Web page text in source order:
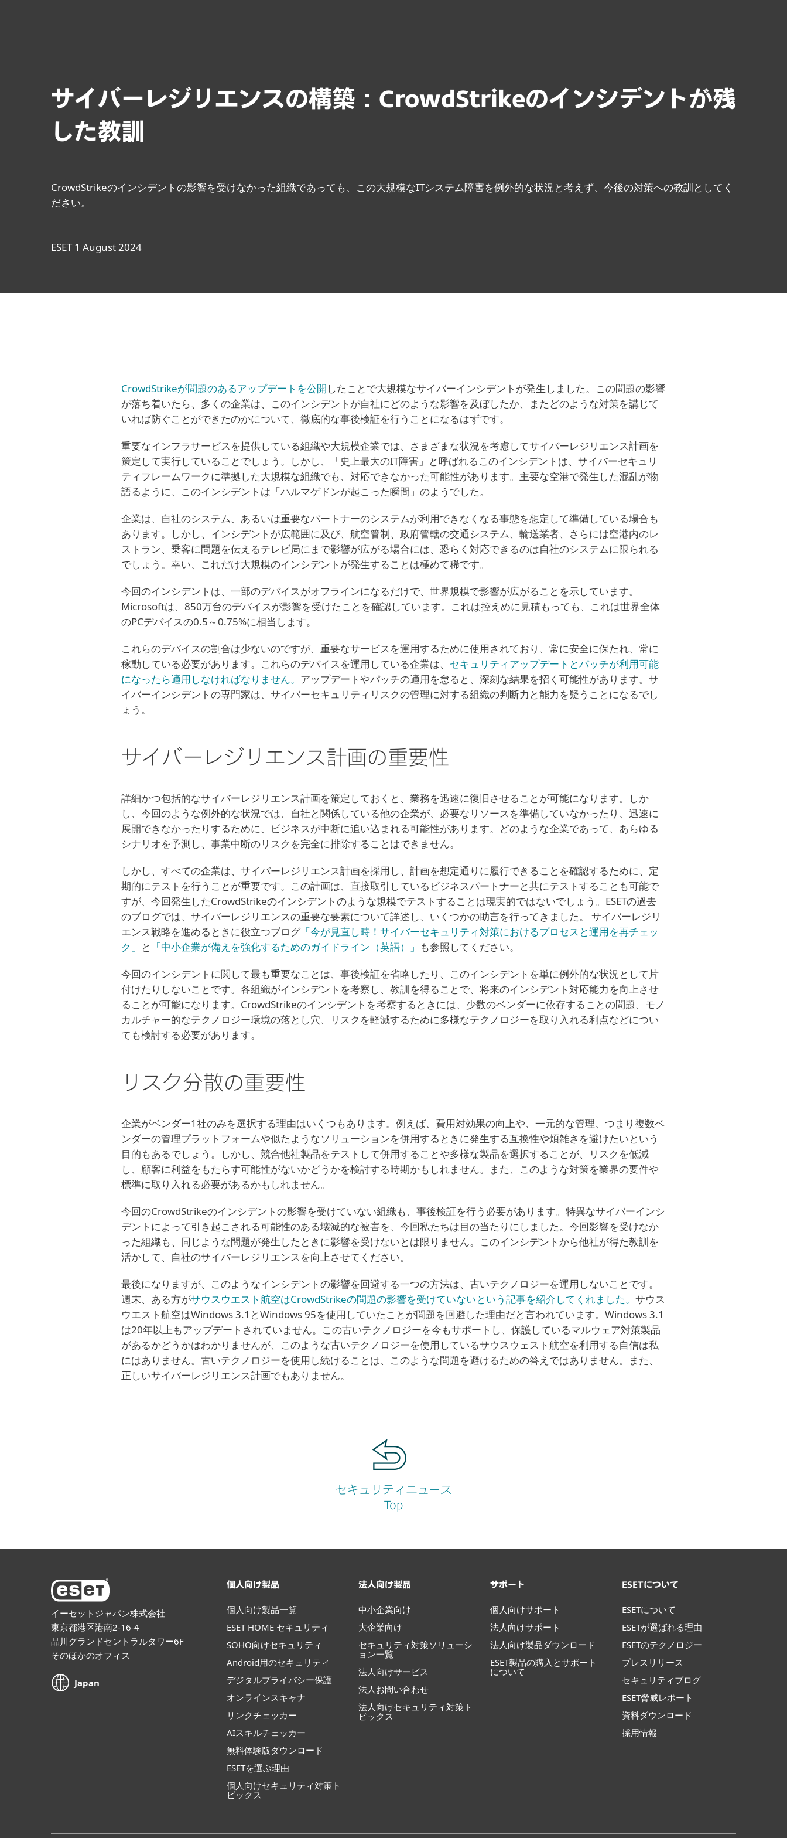
サイバーレジリエンスの構築：CrowdStrikeのインシデントが残
した教訓
CrowdStrikeのインシデントの影響を受けなかった組織であっても、この大規模なITシステム障害を例外的な状況と考えず、今後の対策への教訓としてく
ださい。
ESET 1 August 2024
CrowdStrikeが問題のあるアップデートを公開したことで大規模なサイバーインシデントが発生しました。この問題の影響
が落ち着いたら、多くの企業は、このインシデントが自社にどのような影響を及ぼしたか、またどのような対策を講じて
いれば防ぐことができたのかについて、徹底的な事後検証を行うことになるはずです。
重要なインフラサービスを提供している組織や大規模企業では、さまざまな状況を考慮してサイバーレジリエンス計画を
策定して実行していることでしょう。しかし、「史上最大のIT障害」と呼ばれるこのインシデントは、サイバーセキュリ
ティフレームワークに準拠した大規模な組織でも、対応できなかった可能性があります。主要な空港で発生した混乱が物
語るように、このインシデントは「ハルマゲドンが起こった瞬間」のようでした。
企業は、自社のシステム、あるいは重要なパートナーのシステムが利用できなくなる事態を想定して準備している場合も
あります。しかし、インシデントが広範囲に及び、航空管制、政府管轄の交通システム、輸送業者、さらには空港内のレ
ストラン、乗客に問題を伝えるテレビ局にまで影響が広がる場合には、恐らく対応できるのは自社のシステムに限られる
でしょう。幸い、これだけ大規模のインシデントが発生することは極めて稀です。
今回のインシデントは、一部のデバイスがオフラインになるだけで、世界規模で影響が広がることを示しています。
Microsoftは、850万台のデバイスが影響を受けたことを確認しています。これは控えめに見積もっても、これは世界全体
のPCデバイスの0.5～0.75%に相当します。
これらのデバイスの割合は少ないのですが、重要なサービスを運用するために使用されており、常に安全に保たれ、常に
稼動している必要があります。これらのデバイスを運用している企業は、 セキュリティアップデートとパッチが利用可能
になったら適用しなければなりません。 アップデートやパッチの適用を怠ると、深刻な結果を招く可能性があります。サ
イバーインシデントの専門家は、サイバーセキュリティリスクの管理に対する組織の判断力と能力を疑うことになるでし
ょう。
サイバーレジリエンス計画の重要性
詳細かつ包括的なサイバーレジリエンス計画を策定しておくと、業務を迅速に復旧させることが可能になります。しか
し、今回のような例外的な状況では、自社と関係している他の企業が、必要なリソースを準備していなかったり、迅速に
展開できなかったりするために、ビジネスが中断に追い込まれる可能性があります。どのような企業であって、あらゆる
シナリオを予測し、事業中断のリスクを完全に排除することはできません。
しかし、すべての企業は、サイバーレジリエンス計画を採用し、計画を想定通りに履行できることを確認するために、定
期的にテストを行うことが重要です。この計画は、直接取引しているビジネスパートナーと共にテストすることも可能で
すが、今回発生したCrowdStrikeのインシデントのような規模でテストすることは現実的ではないでしょう。ESETの過去
のブログでは、サイバーレジリエンスの重要な要素について詳述し、いくつかの助言を行ってきました。 サイバーレジリ
エンス戦略を進めるときに役立つブログ 「今が見直し時！サイバーセキュリティ対策におけるプロセスと運用を再チェッ
ク」 と 「中小企業が備えを強化するためのガイドライン（英語）」 も参照してください。
今回のインシデントに関して最も重要なことは、事後検証を省略したり、このインシデントを単に例外的な状況として片
付けたりしないことです。各組織がインシデントを考察し、教訓を得ることで、将来のインシデント対応能力を向上させ
ることが可能になります。CrowdStrikeのインシデントを考察するときには、少数のベンダーに依存することの問題、モノ
カルチャー的なテクノロジー環境の落とし穴、リスクを軽減するために多様なテクノロジーを取り入れる利点などについ
ても検討する必要があります。
リスク分散の重要性
企業がベンダー1社のみを選択する理由はいくつもあります。例えば、費用対効果の向上や、一元的な管理、つまり複数ベ
ンダーの管理プラットフォームや似たようなソリューションを併用するときに発生する互換性や煩雑さを避けたいという
目的もあるでしょう。しかし、競合他社製品をテストして併用することや多様な製品を選択することが、リスクを低減
し、顧客に利益をもたらす可能性がないかどうかを検討する時期かもしれません。また、このような対策を業界の要件や
標準に取り入れる必要があるかもしれません。
今回のCrowdStrikeのインシデントの影響を受けていない組織も、事後検証を行う必要があります。特異なサイバーインシ
デントによって引き起こされる可能性のある壊滅的な被害を、今回私たちは目の当たりにしました。今回影響を受けなか
った組織も、同じような問題が発生したときに影響を受けないとは限りません。このインシデントから他社が得た教訓を
活かして、自社のサイバーレジリエンスを向上させてください。
最後になりますが、このようなインシデントの影響を回避する一つの方法は、古いテクノロジーを運用しないことです。
週末、ある方がサウスウエスト航空はCrowdStrikeの問題の影響を受けていないという記事を紹介してくれました。 サウス
ウエスト航空はWindows 3.1とWindows 95を使用していたことが問題を回避した理由だと言われています。Windows 3.1
は20年以上もアップデートされていません。この古いテクノロジーを今もサポートし、保護しているマルウェア対策製品
があるかどうかはわかりませんが、このような古いテクノロジーを使用しているサウスウェスト航空を利用する自信は私
にはありません。古いテクノロジーを使用し続けることは、このような問題を避けるための答えではありません。また、
正しいサイバーレジリエンス計画でもありません。
セキュリティニュース
Top
イーセットジャパン株式会社
東京都港区港南2-16-4
品川グランドセントラルタワー6F
そのほかのオフィス
Japan
個人向け製品
個人向け製品一覧
ESET HOME セキュリティ
SOHO向けセキュリティ
Android用のセキュリティ
デジタルプライバシー保護
オンラインスキャナ
リンクチェッカー
AIスキルチェッカー
無料体験版ダウンロード
ESETを選ぶ理由
個人向けセキュリティ対策ト
ピックス
法人向け製品
中小企業向け
大企業向け
セキュリティ対策ソリューシ
ョン一覧
法人向けサービス
法人お問い合わせ
法人向けセキュリティ対策ト
ピックス
サポート
個人向けサポート
法人向けサポート
法人向け製品ダウンロード
ESET製品の購入とサポート
について
ESETについて
ESETについて
ESETが選ばれる理由
ESETのテクノロジー
プレスリリース
セキュリティブログ
ESET脅威レポート
資料ダウンロード
採用情報